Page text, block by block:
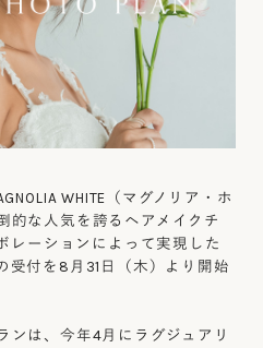
WHITE（マグノリア・ホ
的な人気を誇るヘアメイクチ
レーションによって実現した
受付を8月31日（木）より開始
ンは、今年4月にラグジュアリ